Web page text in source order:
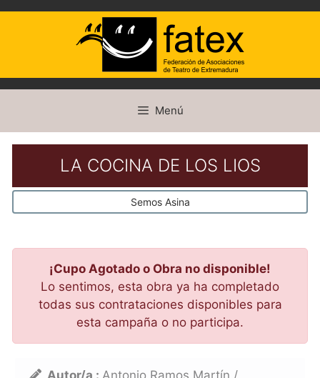
contenido
Menú
LA COCINA DE LOS LIOS
Semos Asina
¡Cupo Agotado o Obra no disponible!
Lo sentimos, esta obra ya ha completado
todas sus contrataciones disponibles para
esta campaña o no participa.
Autor/a : Antonio Ramos Martín /